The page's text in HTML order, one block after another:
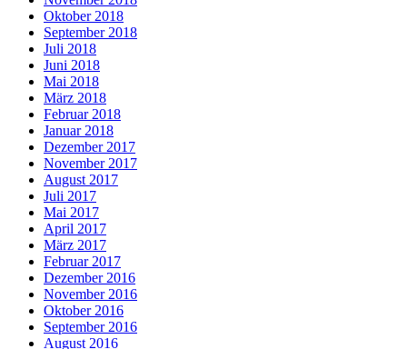
Oktober 2018
September 2018
Juli 2018
Juni 2018
Mai 2018
März 2018
Februar 2018
Januar 2018
Dezember 2017
November 2017
August 2017
Juli 2017
Mai 2017
April 2017
März 2017
Februar 2017
Dezember 2016
November 2016
Oktober 2016
September 2016
August 2016